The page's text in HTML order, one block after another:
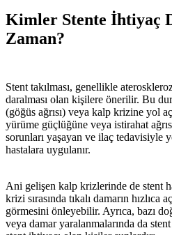
Kimler Stente İhtiyaç
Zaman?
Stent takılması, genellikle
daralması olan kişilere önerilir. Bu
(göğüs ağrısı) veya kalp krizine yol
yürüme güçlüğüne veya istirahat
sorunları yaşayan ve ilaç tedavisiyle
hastalara uygulanır.
Ani gelişen kalp krizlerinde de stent
krizi sırasında tıkalı damarın hızlıca
görmesini önleyebilir. Ayrıca, bazı
veya damar yaralanmalarında da